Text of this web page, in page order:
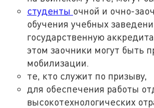
студенты очной и очно-
обучения учебных
государственную
этом заочники могут быть
мобилизации.
те, кто служит по призыву,
для обеспечения работы
высокотехнологических